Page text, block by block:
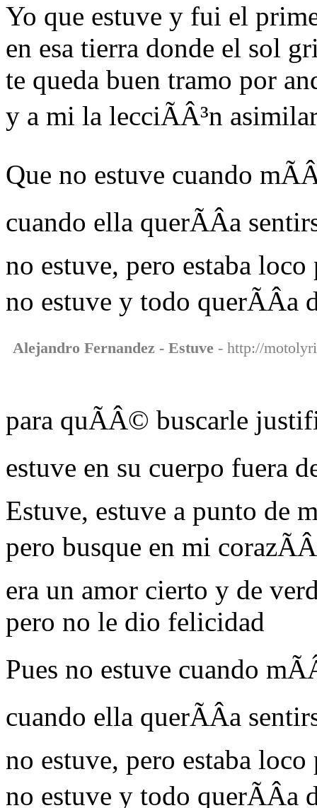
Yo que estuve y fui el
en esa tierra donde el sol
te queda buen tramo por
y a mi la lecciÃÂ³n
Que no estuve cuando
cuando ella querÃÂ­a
no estuve, pero estaba
no estuve y todo querÃÂ­a
Alejandro Fernandez - Estuve - http://
para quÃÂ© buscarle
estuve en su cuerpo fuera
Estuve, estuve a punto de
pero busque en mi
era un amor cierto y de
pero no le dio felicidad
Pues no estuve cuando
cuando ella querÃÂ­a
no estuve, pero estaba
no estuve y todo querÃÂ­a